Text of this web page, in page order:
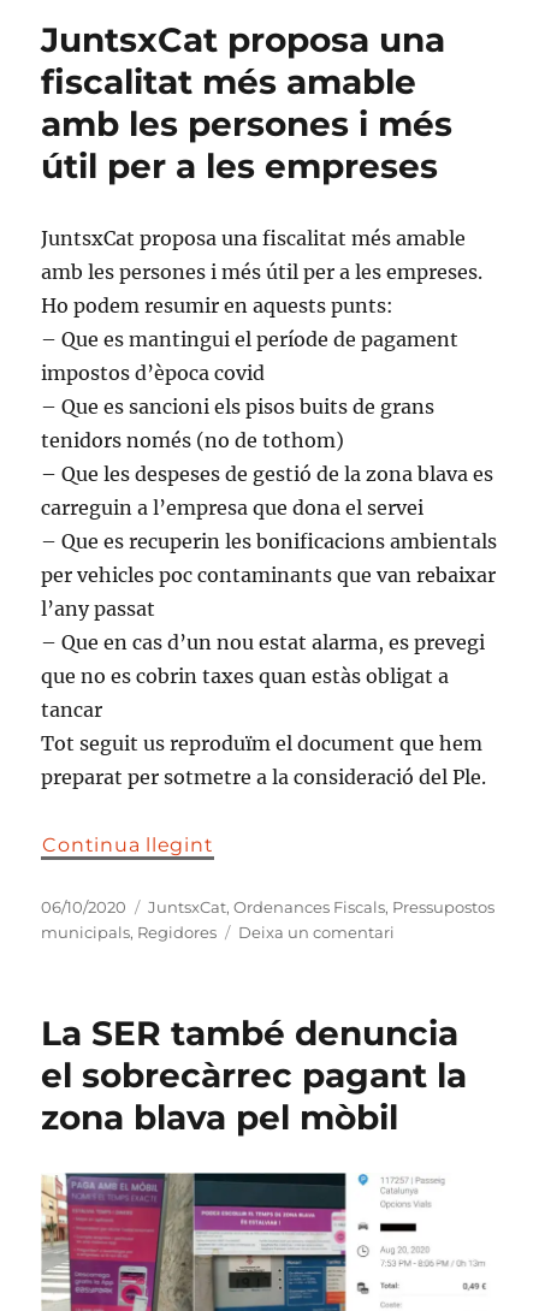
ERC
han
d’obligar
l’empresa
de
la
a
tornar
diners’
JuntsxCat proposa una
fiscalitat més amable
amb les persones i més
útil per a les empreses
JuntsxCat proposa una fiscalitat més amable
amb les persones i més útil per a les empreses.
Ho podem resumir en aquests punts:
– Que es mantingui el període de pagament
impostos d’època covid
– Que es sancioni els pisos buits de grans
tenidors només (no de tothom)
– Que les despeses de gestió de la zona blava es
carreguin a l’empresa que dona el servei
– Que es recuperin les bonificacions ambientals
per vehicles poc contaminants que van rebaixar
l’any passat
– Que en cas d’un nou estat alarma, es prevegi
que no es cobrin taxes quan estàs obligat a
tancar
Tot seguit us reproduïm el document que hem
preparat per sotmetre a la consideració del Ple.
Continua llegint
Publicat
el
06/10/2020 Categories
JuntsxCat,Ordenances Fiscals, Pressupostos
municipals, Regidores Deixa un comentari
fiscalitat
amable
amb
les
i
més
útil
per
a
La SER també denuncia
el sobrecàrrec pagant la
zona blava pel mòbil